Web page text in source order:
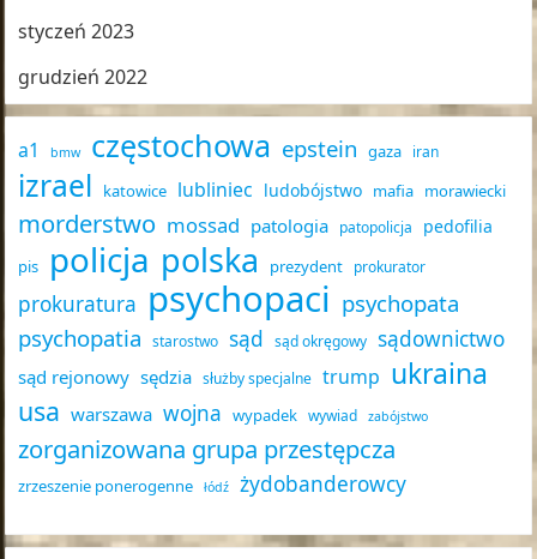
styczeń 2023
grudzień 2022
a1 bmw częstochowa epstein gaza iran
izrael katowice lubliniec ludobójstwo mafia morawiecki
morderstwo mossad patologia patopolicja pedofilia
pis policja polska prezydent prokurator
prokuratura psychopaci psychopata
psychopatia
starostwo sąd sąd okręgowy sądownictwo
sąd rejonowy sędzia służby specjalne trump ukraina
usa warszawa wojna wypadek wywiad zabójstwo
zorganizowana grupa przestępcza
zrzeszenie ponerogenne łódź żydobanderowcy